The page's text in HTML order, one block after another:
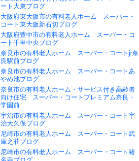
ート大東ブログ
大阪府東大阪市の有料老人ホーム スーパー・
コート東大阪新石切ブログ
大阪府豊中市の有料老人ホーム スーパー・コ
ート千里中央ブログ
奈良市の有料老人ホーム スーパー・コートjr奈
良駅前ブログ
奈良市の有料老人ホーム スーパー・コートあ
やめ池ブログ
奈良市の有料老人ホーム・サービス付き高齢者
向け住宅 スーパー・コートプレミアム奈良・
学園前
宇治市の有料老人ホーム スーパー・コート宇
治大久保ブログ
尼崎市の有料老人ホーム スーパー・コート武
庫之荘ブログ
尼崎市の有料老人ホーム スーパー・コート猪